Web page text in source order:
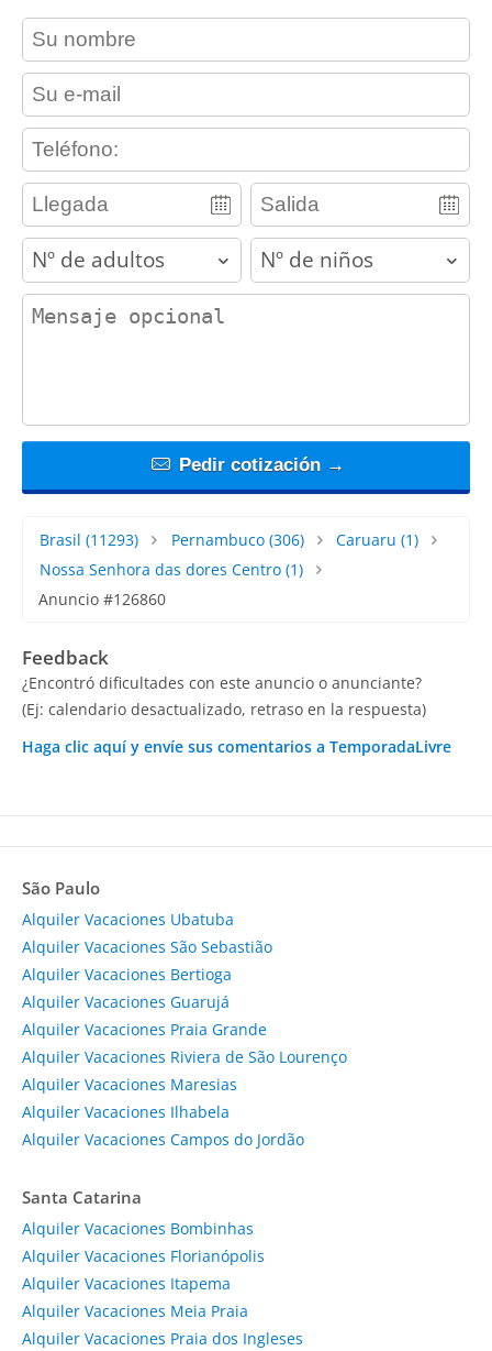
contact_name
contact_email
contact_phone
adults children
contact_message
Pedir cotización →
Brasil (11293) Pernambuco(306) Caruaru (1)
Nossa Senhora das dores Centro (1)
Anuncio #126860
Feedback
¿Encontró dificultades con este anuncio o anunciante?
(Ej: calendario desactualizado, retraso en la respuesta)
Haga clic aquí y envíe sus comentarios a TemporadaLivre
São Paulo
Alquiler Vacaciones Ubatuba
Alquiler Vacaciones São Sebastião
Alquiler Vacaciones Bertioga
Alquiler Vacaciones Guarujá
Alquiler Vacaciones Praia Grande
Alquiler Vacaciones Riviera de São Lourenço
Alquiler Vacaciones Maresias
Alquiler Vacaciones Ilhabela
Alquiler Vacaciones Campos do Jordão
Santa Catarina
Alquiler Vacaciones Bombinhas
Alquiler Vacaciones Florianópolis
Alquiler Vacaciones Itapema
Alquiler Vacaciones Meia Praia
Alquiler Vacaciones Praia dos Ingleses